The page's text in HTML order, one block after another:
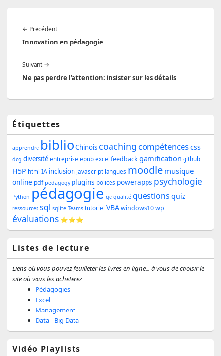
de
l’article
← PrécédentArticle
précédent :
Innovation en pédagogie
Suivant →
suivant :
Ne pas perdre l’attention: insister sur les détails
Zone
principale
de
widget
pour
la
barre
latérale
Étiquettes
apprendre biblio Chinois coaching compétencescss
dcg diversité entreprise epub excel feedbackgamification github
H5P html IA inclusion javascript langues moodle musique
online pdf pedagogy plugins polices powerapps psychologie
Python pédagogie qe qualité questions quiz
ressources sql sqlite Teams tutoriel VBAwindows10wp
évaluations ⭐⭐⭐
Listes de lecture
Liens où vous pouvez feuilleter les livres en ligne... à vous de choisir le
site où vous les acheterez
Pédagogies
Excel
Management
Data - Big Data
Vidéo Playlists